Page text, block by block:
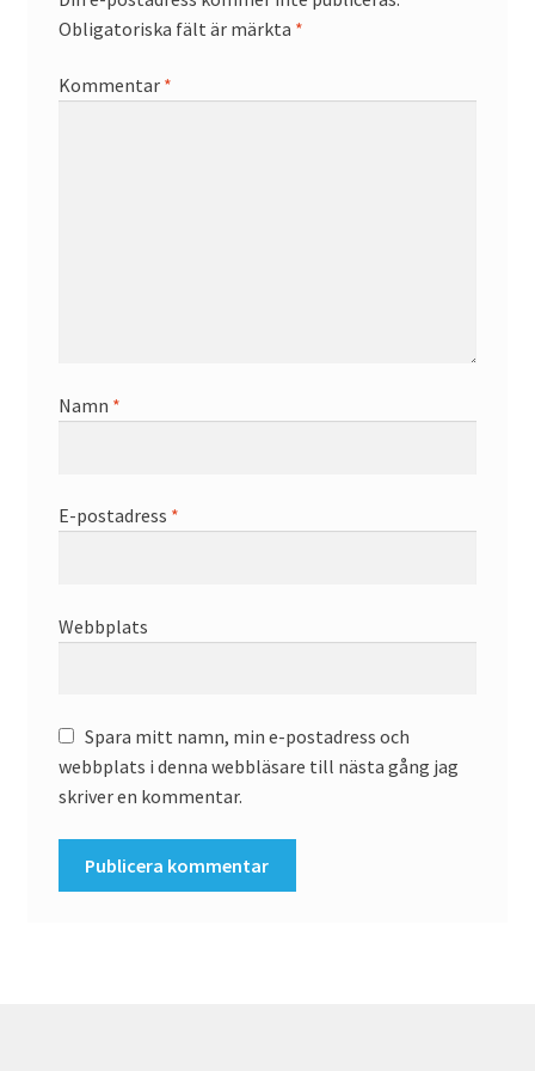
Obligatoriska fält är märkta *
Kommentar *
Namn *
E-postadress *
Webbplats
Spara mitt namn, min e-postadress och
webbplats i denna webbläsare till nästa gång jag
skriver en kommentar.